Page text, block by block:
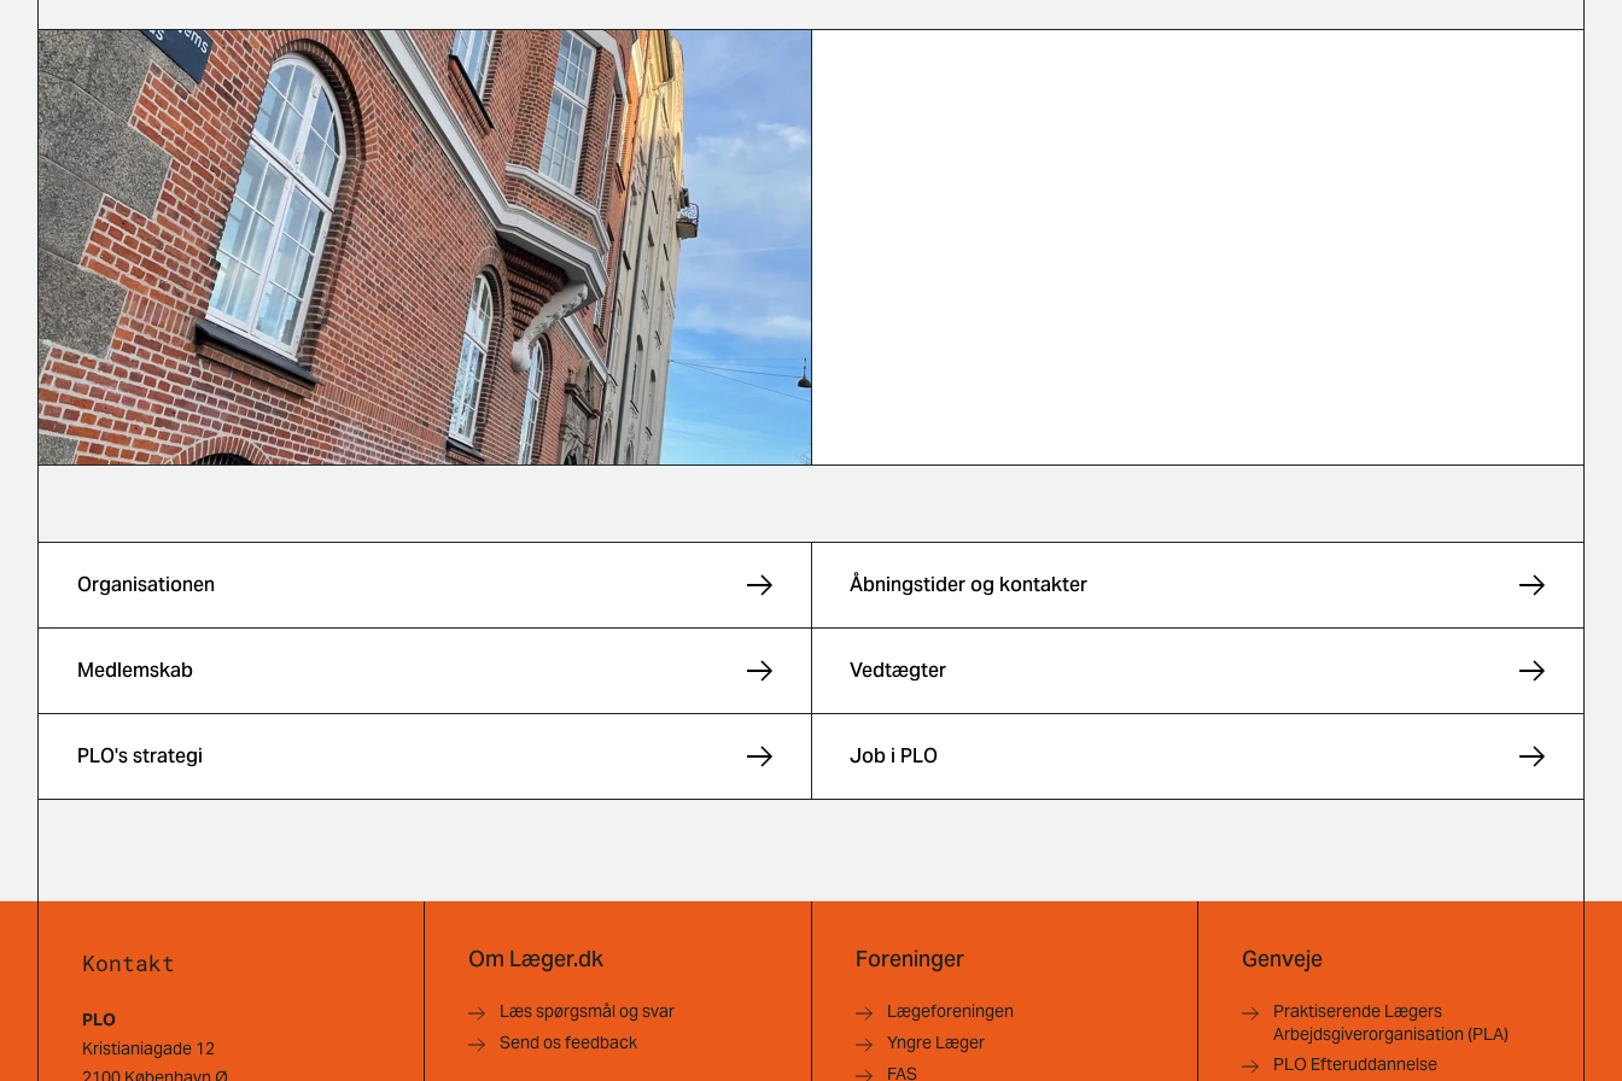
Organisationen Åbningstider og kontakter
Medlemskab Vedtægter
PLO's strategi Job i PLO
Kontakt
PLO
Kristianiagade 12
Om Læger.dk
Læs spørgsmål og svar
Send os feedback
Foreninger
Lægeforeningen
Yngre Læger
FAS
Genveje
Praktiserende Lægers
Arbejdsgiverorganisation (PLA)
PLO Efteruddannelse